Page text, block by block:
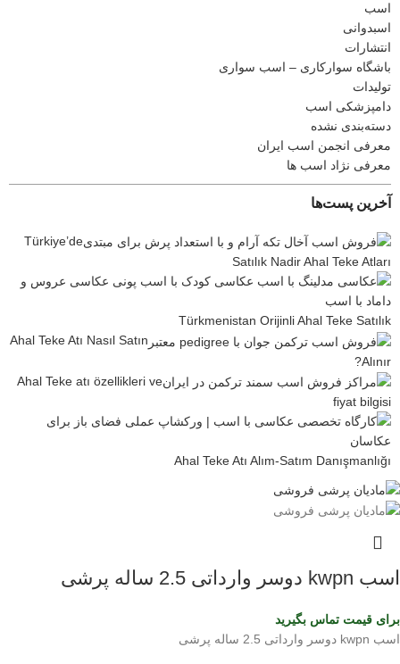
اسب
اسبدوانی
انتشارات
باشگاه سوارکاری – اسب سواری
تولیدات
دامپزشکی اسب
دسته‌بندی نشده
معرفی انجمن اسب ایران
معرفی نژاد اسب ها
آخرین پست‌ها
Türkiye’de
Satılık Nadir Ahal Teke Atları
Türkmenistan Orijinli Ahal Teke Satılık
Ahal Teke Atı Nasıl Satın
Alınır?
Ahal Teke atı özellikleri ve
fiyat bilgisi
Ahal Teke Atı Alım-Satım Danışmanlığı
اسب kwpn دوسر وارداتی 2.5 ساله پرشی
برای قیمت تماس بگیرید
اسب kwpn دوسر وارداتی 2.5 ساله پرشی